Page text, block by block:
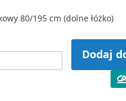
80/195 cm (dolne łóżko)
Dodaj